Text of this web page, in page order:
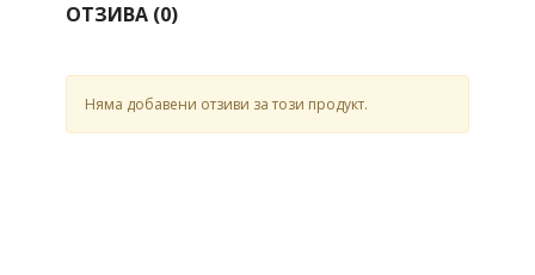
ОТЗИВА (0)
Няма добавени отзиви за този продукт.